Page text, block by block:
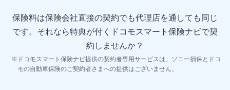
報、建物の構造や築年数などの情報、ペットの種類や年
齢などの情報などが含まれます。
【共同して利用する者の範囲】
当社
保険料は保険会社直接の契約でも代理店を通しても同じ
です。 それなら特典が付くドコモスマート保険ナビで契
約しませんか？
ドコモスマート保険ナビ提供の契約者専用サービスは、ソニー損保とドコ
モの自動車保険のご契約者さまへの提供はございません。